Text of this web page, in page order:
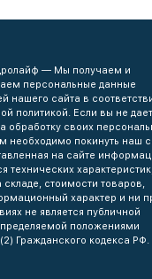
— Мы получаем и
персональные данные
нашего сайта в
политикой. Если вы не
обработку своих
необходимо покинуть наш
на сайте
технических
складе, стоимости товаров,
характер и ни
не является публичной
положениями
Гражданского кодекса РФ.